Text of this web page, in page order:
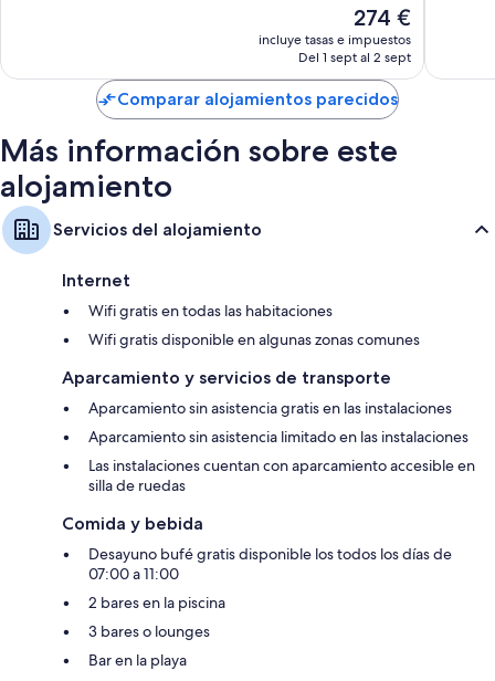
El
precio
actual
de
274 €
274 €
incluye tasas e impuestos
Del 1 sept al 2 sept
Comparar alojamientos parecidos
Más información sobre este
alojamiento
Servicios del alojamiento
Internet
Wifi gratis en todas las habitaciones
Wifi gratis disponible en algunas zonas comunes
Aparcamiento y servicios de transporte
Aparcamiento sin asistencia gratis en las instalaciones
Aparcamiento sin asistencia limitado en las instalaciones
Las instalaciones cuentan con aparcamiento accesible en
silla de ruedas
Comida y bebida
Desayuno bufé gratis disponible los todos los días de
07:00 a 11:00
2 bares en la piscina
3 bares o lounges
Bar en la playa